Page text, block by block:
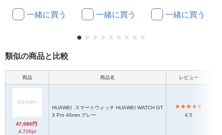
一緒に買う 一緒に買う 一緒に買う
類似の商品と比較
商品 商品名 レビュー
47,080円
4,708pt
HUAWEI
3 Pro 46mm グレー
4.5